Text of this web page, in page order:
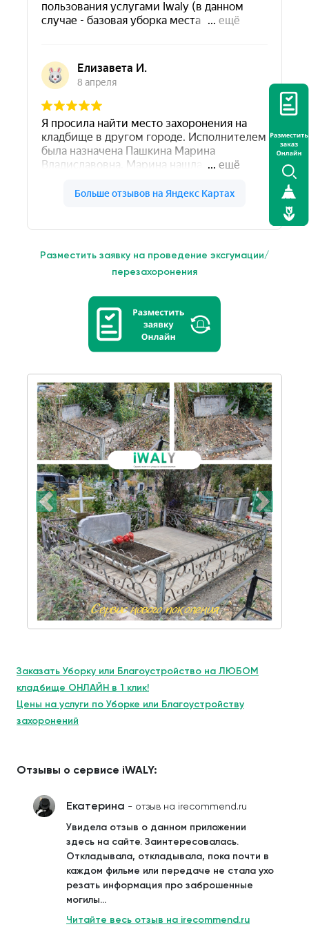
Разместить заявку на проведение эксгумации/
перезахоронения
Заказать Уборку или Благоустройство на ЛЮБОМ
кладбище ОНЛАЙН в 1 клик!
Цены на услуги по Уборке или Благоустройству
захоронений
Отзывы о сервисе iWALY:
Екатерина - отзыв на irecommend.ru
Увидела отзыв о данном приложении
здесь на сайте. Заинтересовалась.
Откладывала, откладывала, пока почти в
каждом фильме или передаче не стала ухо
резать информация про заброшенные
могилы...
Читайте весь отзыв на irecommend.ru